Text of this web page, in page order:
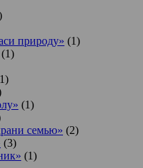
природу» (1)
(1)
(1)
семью» (2)
(3)
(1)